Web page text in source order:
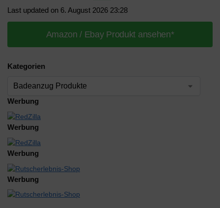
Last updated on 6. August 2026 23:28
Amazon / Ebay Produkt ansehen*
Kategorien
Werbung
Werbung
Werbung
Werbung